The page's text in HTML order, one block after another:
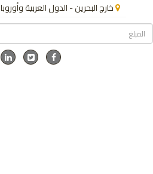
خارج البحرين - الدول العربية وأوروبا